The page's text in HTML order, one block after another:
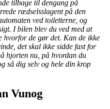
tilbage til dengang på
rædselsslagent på den
ved toiletterne, og
I bilen blev du ved med at
hvorfor de gør det. Kan de ikke
det skal ikke sidde fast for
hjorten nu, på hvordan du
så dig selv og hele din krop
Vunog